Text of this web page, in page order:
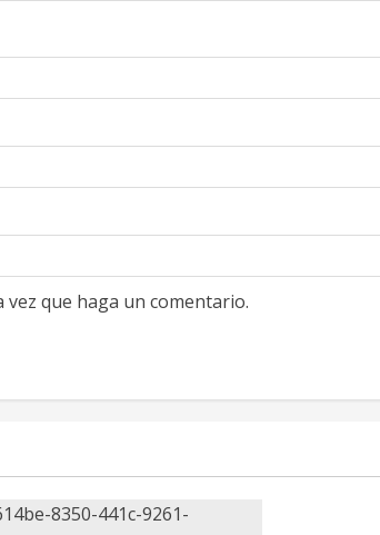
que haga un comentario.